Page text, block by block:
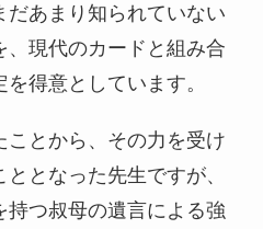
だあまり知られていない
、現代のカードと組み合
得意としています。
とから、その力を受け
となった先生ですが、
持つ叔母の遺言による強